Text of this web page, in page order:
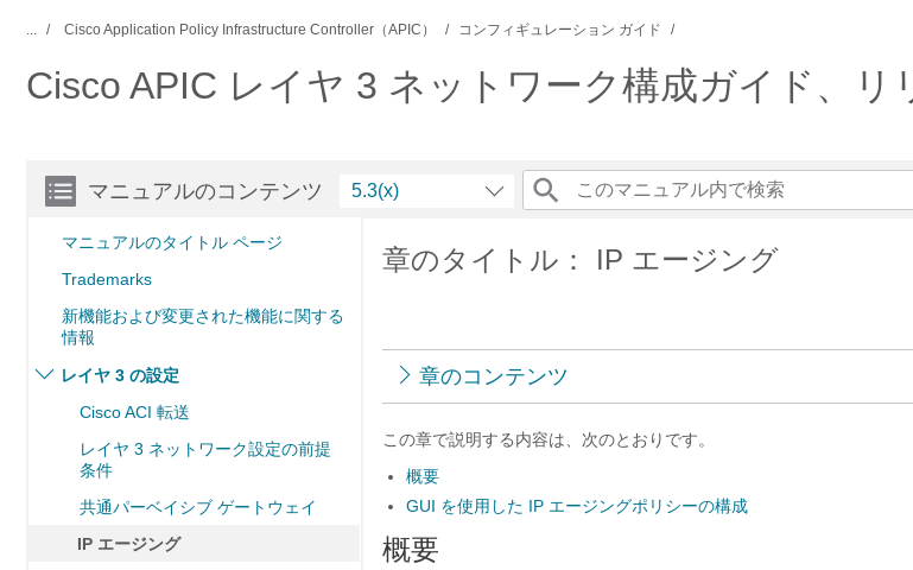
... Cisco Application Policy Infrastructure Controller（APIC） コンフィギュレーション ガイド
Cisco APIC レイヤ 3 ネットワーク構成ガイド、リ
マニュアルのコンテンツ
マニュアルのタイトル ページ
Trademarks
新機能および変更された機能に関する
情報
レイヤ 3 の設定
Cisco ACI 転送
レイヤ 3 ネットワーク設定の前提
条件
共通パーベイシブ ゲートウェイ
IP エージング
5.3(x)
章のタイトル： IP エージング
章のコンテンツ
この章で説明する内容は、次のとおりです。
概要
GUI を使用した IP エージングポリシーの構成
概要